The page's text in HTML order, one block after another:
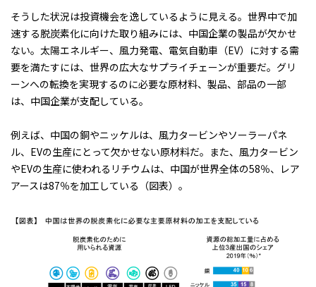
そうした状況は投資機会を逸しているように見える。世界中で加
速する脱炭素化に向けた取り組みには、中国企業の製品が欠かせ
ない。太陽エネルギー、風力発電、電気自動車（EV）に対する需
要を満たすには、世界の広大なサプライチェーンが重要だ。グリ
ーンへの転換を実現するのに必要な原材料、製品、部品の一部
は、中国企業が支配している。
例えば、中国の銅やニッケルは、風力タービンやソーラーパネ
ル、EVの生産にとって欠かせない原材料だ。また、風力タービン
やEVの生産に使われるリチウムは、中国が世界全体の58％、レア
アースは87％を加工している （図表） 。